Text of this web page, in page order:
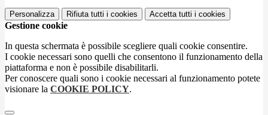
Personalizza Rifiuta tutti i cookies Accetta tutti i cookies
Gestione cookie
In questa schermata è possibile scegliere quali cookie consentire.
I cookie necessari sono quelli che consentono il funzionamento della
piattaforma e non è possibile disabilitarli.
Per conoscere quali sono i cookie necessari al funzionamento potete
visionare la COOKIE POLICY.